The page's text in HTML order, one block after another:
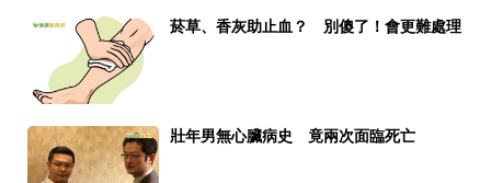
菸草、香灰助止血？ 別傻了！會更難處理
壯年男無心臟病史 竟兩次面臨死亡